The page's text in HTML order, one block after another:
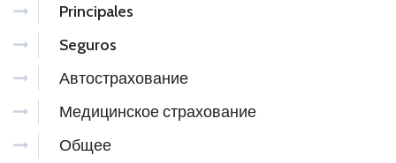
Principales
Seguros
Автострахование
Медицинское страхование
Общее